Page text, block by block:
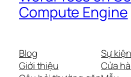
Compute Engine
Blog
Giới thiệu
Sự kiện
Cửa